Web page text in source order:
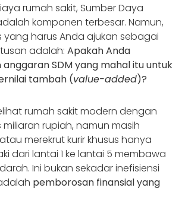
rumah sakit, Sumber Daya
komponen terbesar. Namun,
yang harus Anda ajukan sebagai
adalah: Apakah Anda
SDM yang mahal itu untuk
tambah (value-added)?
rumah sakit modern dengan
rupiah, namun masih
merekrut kurir khusus hanya
dari lantai 1 ke lantai 5 membawa
Ini bukan sekadar inefisiensi
pemborosan finansial yang